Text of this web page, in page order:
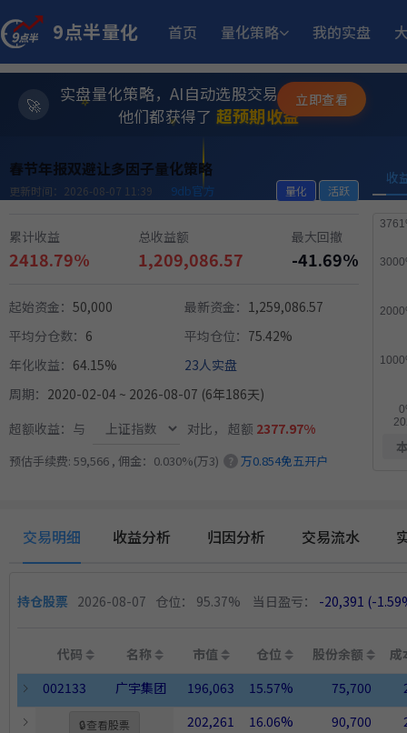
9点半量化 首页 量化策略 我的实盘
✨
💫
⭐
实盘量化策略，AI自动选股交易，躺赚模式
他们都获得了 超预期收益
9月2日开始实盘 稳健黑马精选量化策略 收益 12.05%
5月18日开始实盘 小市值_ETF轮动_双龙出海 收益
11月6日开始实盘 多重止损优化成长量化策略 收益
稳健黑马精选量化策略
11月25日开始实盘 多重止损优化成长量化策略
立即查看
春节年报双避让多因子量化策略
更新时间：2026-08-07 11:39 9db官方 量化 活跃
累计收益
2418.79%
总收益额
1,209,086.57
最大回撤
-41.69%
起始资金： 50,000 最新资金： 1,259,086.57
平均分仓数： 6 平均仓位： 75.42%
年化收益： 64.15%
23人实盘
周期： 2020-02-04 ~ 2026-08-07 (6年186天)
超额收益：与
对比， 超额 2377.97%
预估手续费: 59,566 , 佣金：0.030%(万3) ? 万0.854免五开户
收
交易明细 收益分析 归因分析 交易流水
持仓股票 2026-08-07 仓位： 95.37% 当日盈亏： -20,391 (-
代码 名称 市值 仓位 股份余额
成
002133
广宇集团 196,063 15.57% 75,700
🔒查看股票 202,261 16.06% 90,700